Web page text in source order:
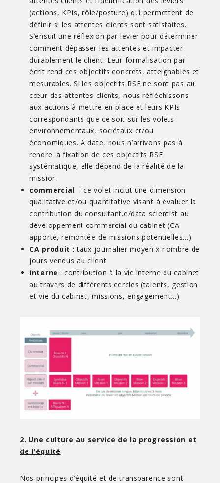
(actions, KPIs, rôle/posture) qui permettent de
définir si les attentes clients sont satisfaites.
S’ensuit une réflexion par levier pour déterminer
comment dépasser les attentes et impacter
durablement le client. Leur formalisation par
écrit rend ces objectifs concrets, atteignables et
mesurables. Si les objectifs RSE ne sont pas au
cœur des attentes clients, nous réfléchissons
aux actions à mettre en place et leurs KPIs
correspondants que ce soit sur les volets
environnementaux, sociétaux et/ou
économiques. A date, nous n’arrivons pas à
rendre la fixation de ces objectifs RSE
systématique, elle dépend de la réalité de la
mission.
commercial : ce volet inclut une dimension
qualitative et/ou quantitative visant à évaluer la
contribution du consultant.e/data scientist au
développement commercial du cabinet (CA
apporté, remontée de missions potentielles…)
CA produit : taux journalier moyen x nombre de
jours vendus au client
interne : contribution à la vie interne du cabinet
au travers de différents cercles (talents, gestion
et vie du cabinet, missions, engagement…)
2. Une culture au service de la progression et
de l’équité
Nos principes d’équité et de transparence sont